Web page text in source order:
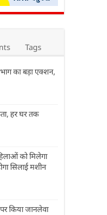
Tags
का बड़ा एक्शन,
हर घर तक
को मिलेगा
सिलाई मशीन
किया जानलेवा